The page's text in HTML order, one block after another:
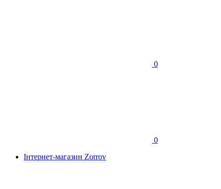
0
0
Інтернет-магазин Zorrov